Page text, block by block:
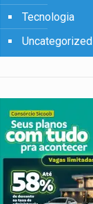
Tecnologia
Uncategorized